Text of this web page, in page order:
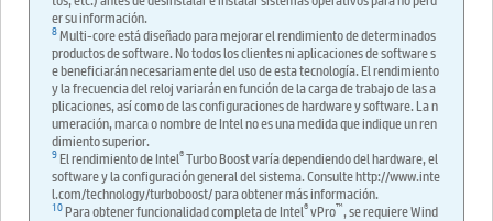
er su información.
8Multi-core está diseñado para mejorar el rendimiento de determinados
productos de software. No todos los clientes ni aplicaciones de software s
e beneficiarán necesariamente del uso de esta tecnología. El rendimiento
y la frecuencia del reloj variarán en función de la carga de trabajo de las a
plicaciones, así como de las configuraciones de hardware y software. La n
umeración, marca o nombre de Intel no es una medida que indique un ren
dimiento superior.
9El rendimiento de Intel®Turbo Boost varía dependiendo del hardware, el
software y la configuración general del sistema. Consulte http://www.inte
l.com/technology/turboboost/ para obtener más información.
10Para obtener funcionalidad completa de Intel®vPro™, se requiere Wind